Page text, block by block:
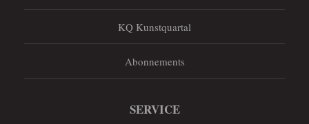
KQ Kunstquartal
Abonnements
SERVICE